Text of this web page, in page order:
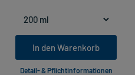
In den Warenkorb
Detail- & Pflichtinformationen